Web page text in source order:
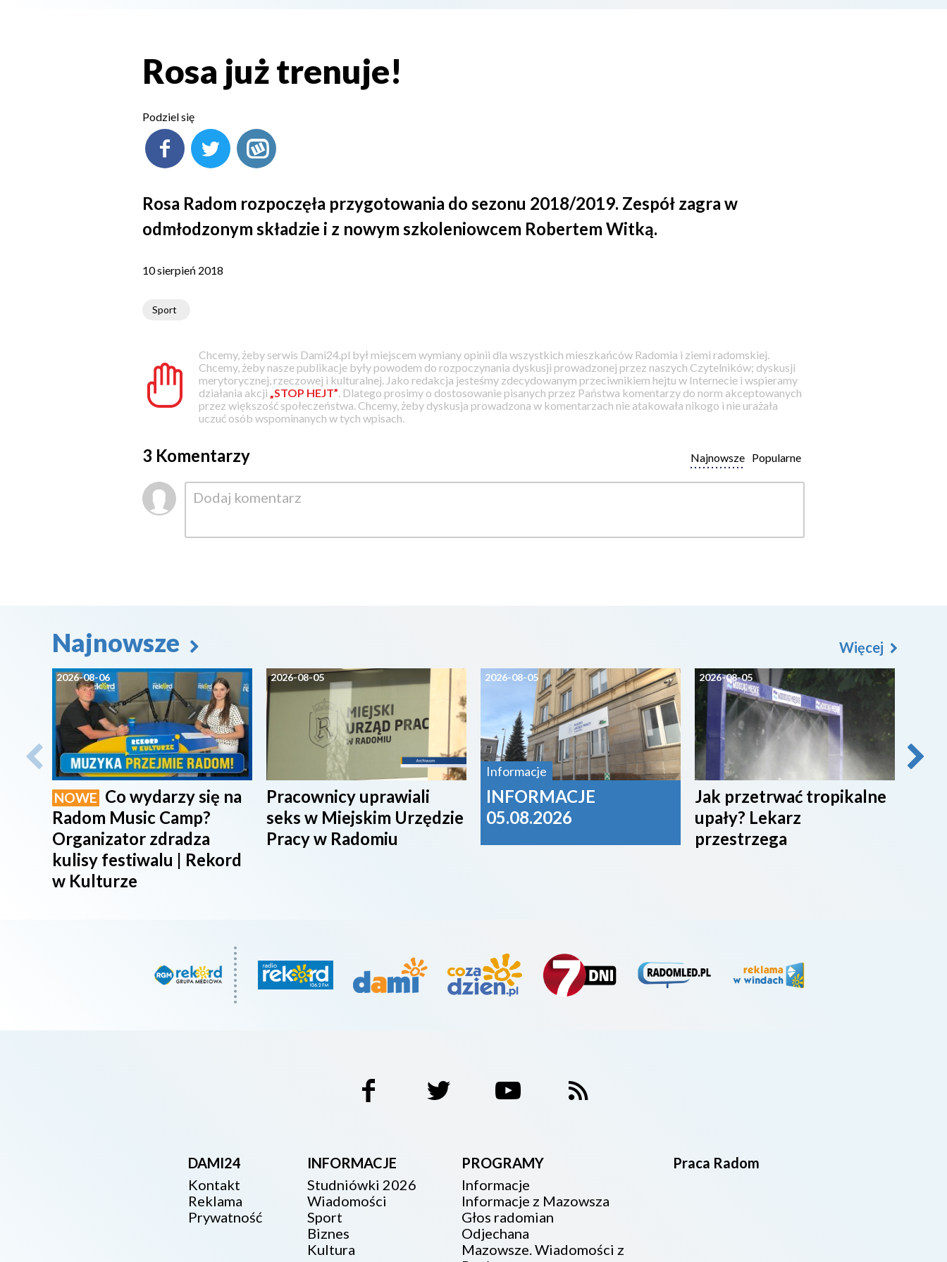
Rosa już trenuje!
Podziel się
Rosa Radom rozpoczęła przygotowania do sezonu 2018/2019. Zespół zagra w
odmłodzonym składzie i z nowym szkoleniowcem Robertem Witką.
10 sierpień 2018
Sport
Chcemy, żeby serwis Dami24.pl był miejscem wymiany opinii dla wszystkich mieszkańców Radomia i ziemi radomskiej.
Chcemy, żeby nasze publikacje były powodem do rozpoczynania dyskusji prowadzonej przez naszych Czytelników; dyskusji
merytorycznej, rzeczowej i kulturalnej. Jako redakcja jesteśmy zdecydowanym przeciwnikiem hejtu w Internecie i wspieramy
działania akcji „STOP HEJT” . Dlatego prosimy o dostosowanie pisanych przez Państwa komentarzy do norm akceptowanych
przez większość społeczeństwa. Chcemy, żeby dyskusja prowadzona w komentarzach nie atakowała nikogo i nie urażała
uczuć osób wspominanych w tych wpisach.
3 Komentarzy Popularne
Najnowsze
Najnowsze
2026-08-06
NOWE Co wydarzy się na
Radom Music Camp?
Organizator zdradza
kulisy festiwalu | Rekord
w Kulturze
2026-08-05
Pracownicy uprawiali
seks w Miejskim Urzędzie
Pracy w Radomiu
2026-08-05
Informacje
INFORMACJE
05.08.2026
2026-08-05
Jak przetrwać tropikalne
upały? Lekarz
przestrzega
Więcej
DAMI24
Kontakt
Reklama
Prywatność
INFORMACJE
Studniówki 2026
Wiadomości
Sport
Biznes
Kultura
PROGRAMY
Informacje
Informacje z Mazowsza
Głos radomian
Odjechana
Mazowsze. Wiadomości z
Praca Radom